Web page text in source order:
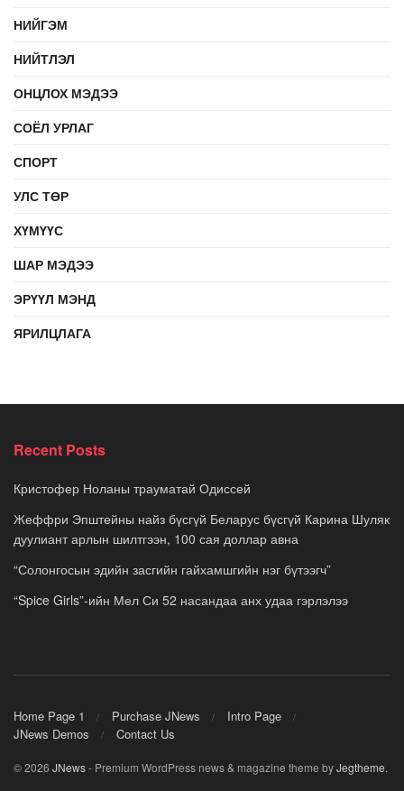
НИЙГЭМ
НИЙТЛЭЛ
ОНЦЛОХ МЭДЭЭ
СОЁЛ УРЛАГ
СПОРТ
УЛС ТӨР
ХҮМҮҮС
ШАР МЭДЭЭ
ЭРҮҮЛ МЭНД
ЯРИЛЦЛАГА
Recent Posts
Кристофер Ноланы трауматай Одиссей
Жеффри Эпштейны найз бүсгүй Беларус бүсгүй Карина Шуляк
дуулиант арлын шилтгээн, 100 сая доллар авна
“Солонгосын эдийн засгийн гайхамшгийн нэг бүтээгч”
“Spice Girls”-ийн Мел Си 52 насандаа анх удаа гэрлэлээ
Home Page 1 Purchase JNews
Intro Page
JNews Demos
Contact Us
© 2026 JNews- Premium WordPress news & magazine theme byJegtheme.